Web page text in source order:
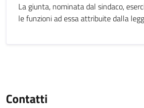
La giunta, nominata dal sindaco,
le funzioni ad essa attribuite dalla
Contatti